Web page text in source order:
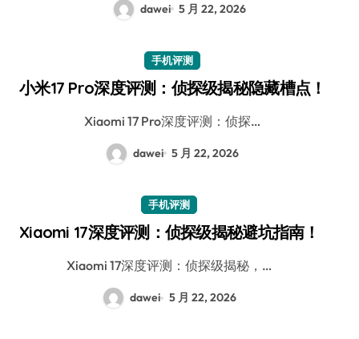
dawei 5 月 22, 2026
手机评测
小米17 Pro深度评测：侦探级揭秘隐藏槽点！
Xiaomi 17 Pro深度评测：侦探…
dawei 5 月 22, 2026
手机评测
Xiaomi 17深度评测：侦探级揭秘避坑指南！
Xiaomi 17深度评测：侦探级揭秘，…
dawei 5 月 22, 2026